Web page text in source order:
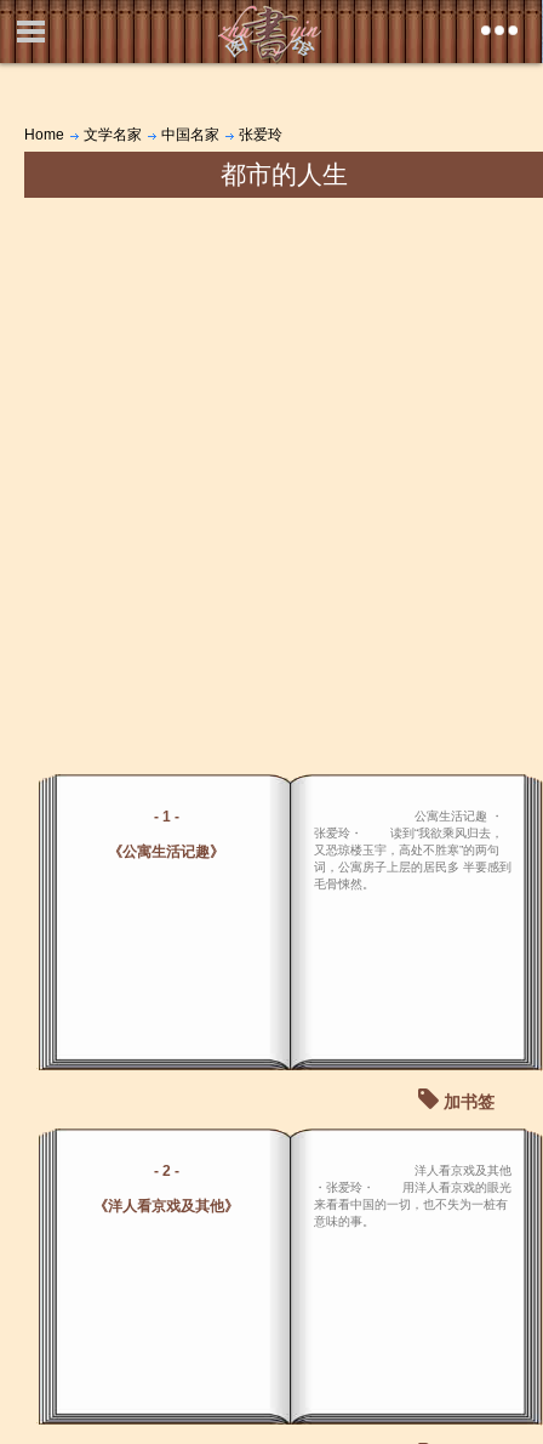
Home 文学名家 中国名家 张爱玲
都市的人生
- 1 -
《公寓生活记趣》
公寓生活记趣 ・
张爱玲・ 读到“我欲乘风归去，
又恐琼楼玉宇，高处不胜寒”的两句
词，公寓房子上层的居民多 半要感到
毛骨悚然。
加书签
- 2 -
《洋人看京戏及其他》
洋人看京戏及其他
・张爱玲・ 用洋人看京戏的眼光
来看看中国的一切，也不失为一桩有
意味的事。